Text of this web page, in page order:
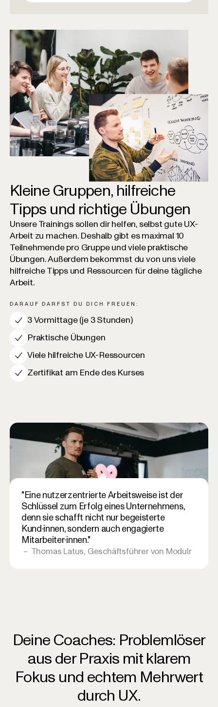
Kleine Gruppen, hilfreiche
Tipps und richtige Übungen
Unsere Trainings sollen dir helfen, selbst gute UX-
Arbeit zu machen. Deshalb gibt es maximal 10
Teilnehmende pro Gruppe und viele praktische
Übungen. Außerdem bekommst du von uns viele
hilfreiche Tipps und Ressourcen für deine tägliche
Arbeit.
DARAUF DARFST DU DICH FREUEN:
3 Vormittage (je 3 Stunden)
Praktische Übungen
Viele hilfreiche UX-Ressourcen
Zertifikat am Ende des Kurses
"Eine nutzerzentrierte Arbeitsweise ist der
Schlüssel zum Erfolg eines Unternehmens,
denn sie schafft nicht nur begeisterte
Kund·innen, sondern auch engagierte
Mitarbeiter·innen."
－ Thomas Latus, Geschäftsführer von Modulr
Deine Coaches: Problemlöser
aus der Praxis mit klarem
Fokus und echtem Mehrwert
durch UX.